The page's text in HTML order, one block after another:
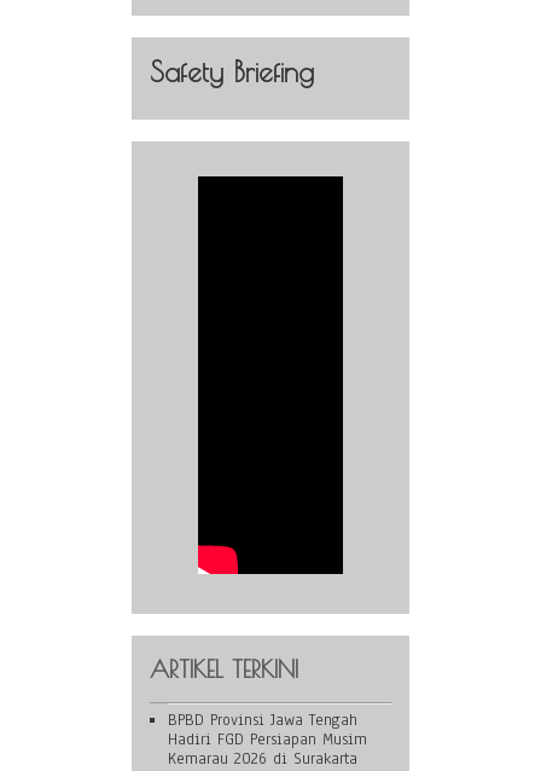
Safety Briefing
ARTIKEL TERKINI
BPBD Provinsi Jawa Tengah
Hadiri FGD Persiapan Musim
Kemarau 2026 di Surakarta